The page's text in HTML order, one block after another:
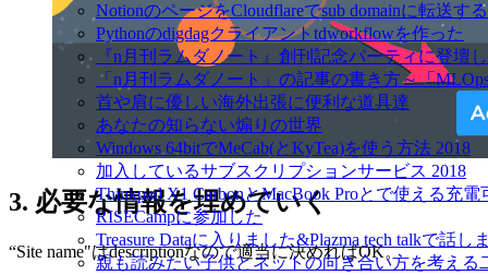
NotionのページをCloudflareでsub domainに転送する
Pythonのdigdagクライアントtdworkflowを作った
『n月刊ラムダノート』創刊記念パーティに登壇
「n月刊ラムダノート」の記事の書き方～「
首や肩に優しい海外出張に便利な道具達
あなたの知らない煽りの世界
Windows 64bitでMeCab(とKyTea)を使う方法 2018
加入しているサブスクリプションサービス 2018
Thinkpad X1 CarbonとMacBook Proとで使える充
RISECampに参加した
Treasure Dataに入りました&Plazma tech talkで話し
親も読みたい子供とネットの向き合い方を考える
3. 必要な情報を埋めていく
“Site name"はdescriptionなので適当に決めればOK。